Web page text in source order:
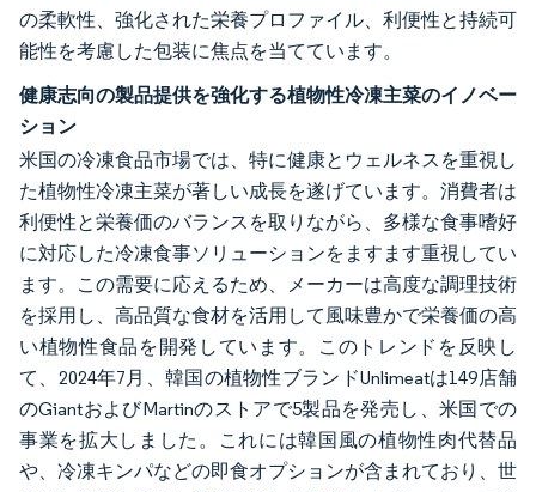
の柔軟性、強化された栄養プロファイル、利便性と持続可
能性を考慮した包装に焦点を当てています。
健康志向の製品提供を強化する植物性冷凍主菜のイノベー
ション
米国の冷凍食品市場では、特に健康とウェルネスを重視し
た植物性冷凍主菜が著しい成長を遂げています。消費者は
利便性と栄養価のバランスを取りながら、多様な食事嗜好
に対応した冷凍食事ソリューションをますます重視してい
ます。この需要に応えるため、メーカーは高度な調理技術
を採用し、高品質な食材を活用して風味豊かで栄養価の高
い植物性食品を開発しています。このトレンドを反映し
て、2024年7月、韓国の植物性ブランドUnlimeatは149店舗
のGiantおよびMartinのストアで5製品を発売し、米国での
事業を拡大しました。これには韓国風の植物性肉代替品
や、冷凍キンパなどの即食オプションが含まれており、世